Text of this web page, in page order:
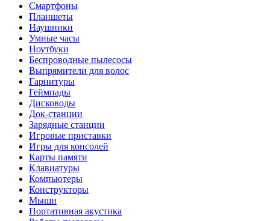
Смартфоны
Планшеты
Наушники
Умные часы
Ноутбуки
Беспроводные пылесосы
Выпрямители для волос
Гарнитуры
Геймпады
Дисководы
Док-станции
Зарядные станции
Игровые приставки
Игры для консолей
Карты памяти
Клавиатуры
Компьютеры
Конструкторы
Мыши
Портативная акустика